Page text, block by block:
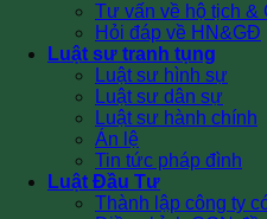
Tư vấn về hộ tịch &
Hỏi đáp về HN&GĐ
Luật sư tranh tụng
Luật sư hình sự
Luật sư dân sự
Luật sư hành chính
Án lệ
Tin tức pháp đình
Luật Đầu Tư
Thành lập công ty